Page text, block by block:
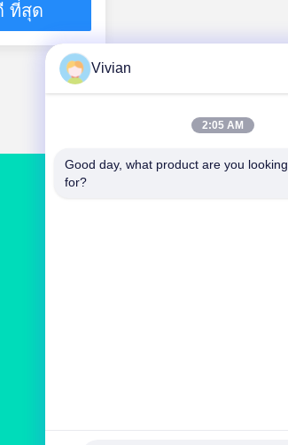
ที่สุด
Vivian
2:05 AM
Good day, what product are you looking
for?